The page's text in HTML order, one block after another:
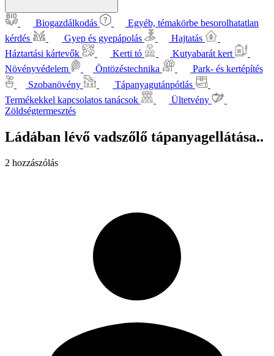
Biogazdálkodás
Egyéb, témakörbe besorolhatatlan
kérdés
Gyep és gyepápolás
Hajtatás
Háztartási kártevők
Kerti tó
Kutyabarát kert
Növényvédelem
Öntözéstechnika
Park- és kertépítés
Szobanövény
Tápanyagutánpótlás
Termékekkel kapcsolatos tanácsok
Ültetvény
Zöldségtermesztés
Ládában lévő vadszőlő tápanyagellátása..
2 hozzászólás